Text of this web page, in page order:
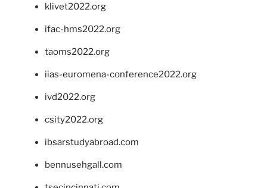
klivet2022.org
ifac-hms2022.org
taoms2022.org
iias-euromena-conference2022.org
ivd2022.org
csity2022.org
ibsarstudyabroad.com
bennusehgall.com